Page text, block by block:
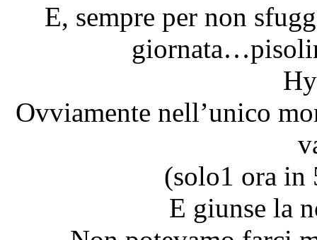
E, sempre per non
Ovviamente nell’unico
(solo1 ora in
E giunse la